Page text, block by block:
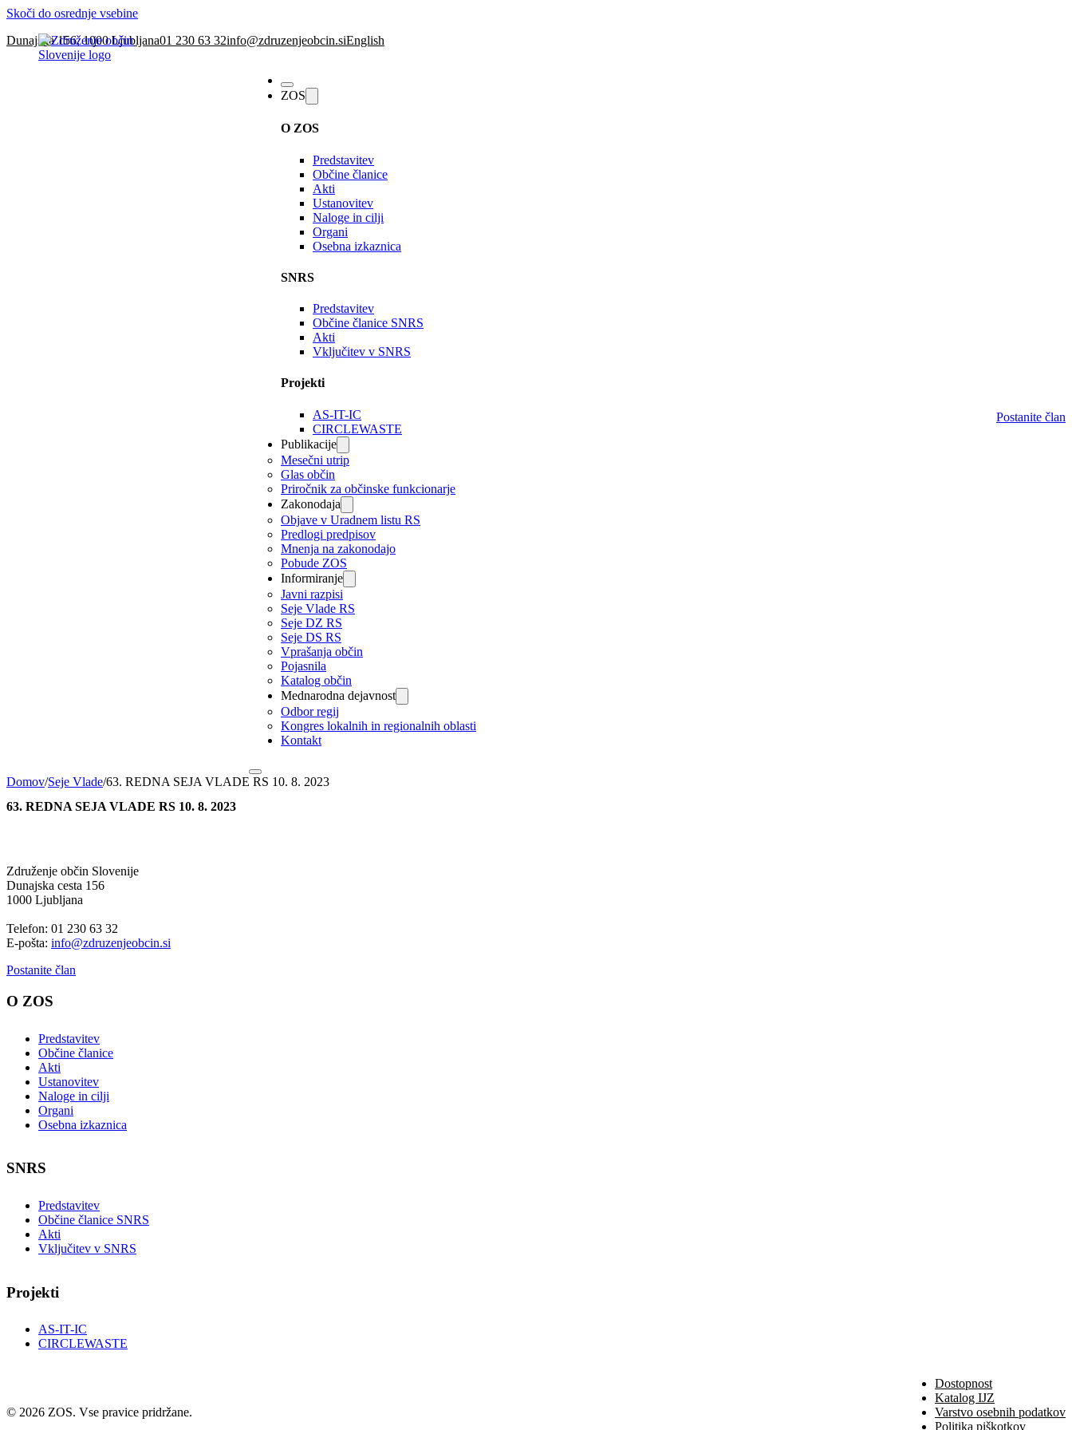
Skoči do osrednje vsebine
Dunajska 156, 1000 Ljubljana01 230 63 32info@zdruzenjeobcin.siEnglish
ZOS
O ZOS
Predstavitev
Občine članice
Akti
Ustanovitev
Naloge in cilji
Organi
Osebna izkaznica
SNRS
Predstavitev
Občine članice SNRS
Akti
Vključitev v SNRS
Projekti
AS-IT-IC
CIRCLEWASTE
Publikacije
Mesečni utrip
Glas občin
Priročnik za občinske funkcionarje
Zakonodaja
Objave v Uradnem listu RS
Predlogi predpisov
Mnenja na zakonodajo
Pobude ZOS
Informiranje
Javni razpisi
Seje Vlade RS
Seje DZ RS
Seje DS RS
Vprašanja občin
Pojasnila
Katalog občin
Mednarodna dejavnost
Odbor regij
Kongres lokalnih in regionalnih oblasti
Kontakt
Postanite član
Domov/Seje Vlade/63. REDNA SEJA VLADE RS 10. 8. 2023
63. REDNA SEJA VLADE RS 10. 8. 2023
Združenje občin Slovenije
Dunajska cesta 156
1000 Ljubljana
Telefon: 01 230 63 32
E-pošta: info@zdruzenjeobcin.si
Postanite član
O ZOS
Predstavitev
Občine članice
Akti
Ustanovitev
Naloge in cilji
Organi
Osebna izkaznica
SNRS
Predstavitev
Občine članice SNRS
Akti
Vključitev v SNRS
Projekti
AS-IT-IC
CIRCLEWASTE
© 2026 ZOS. Vse pravice pridržane.
Dostopnost
Katalog IJZ
Varstvo osebnih podatkov
Politika piškotkov